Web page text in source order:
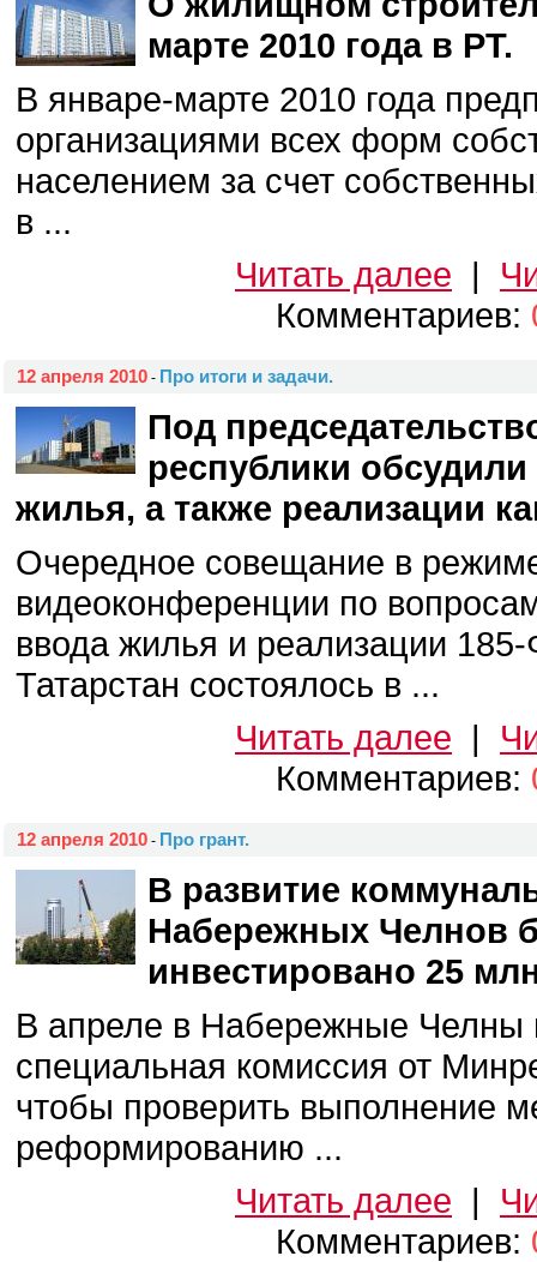
марте 2010 года в РТ.
В январе-марте 2010 года
организациями всех форм
населением за счет
в ...
Читать далее |
Комментариев:
12 апреля 2010 - Про итоги и задачи.
Под
республики
жилья, а также реализации
Очередное совещание в
видеоконференции по
ввода жилья и реализации
Татарстан состоялось в ...
Читать далее |
Комментариев:
12 апреля 2010 - Про грант.
В развитие
Набережных Челнов
инвестировано 25
В апреле в Набережные Челны
специальная комиссия от
чтобы проверить выполнение
реформированию ...
Читать далее |
Комментариев: